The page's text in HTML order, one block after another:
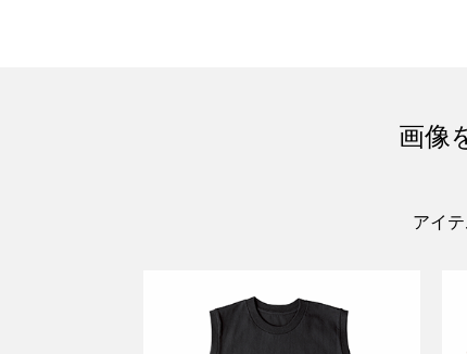
画像
アイ